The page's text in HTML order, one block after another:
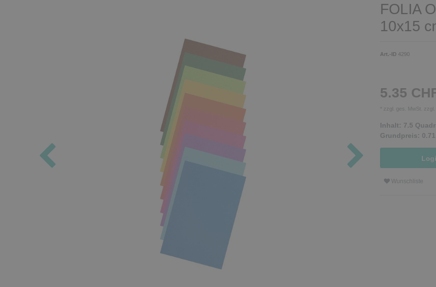
FOLIA
10x15
Art.-ID 4290
5.35
* zzgl. ges. MwSt. zzgl.
Inhalt: 7.5
Grundpreis:
Wunschliste